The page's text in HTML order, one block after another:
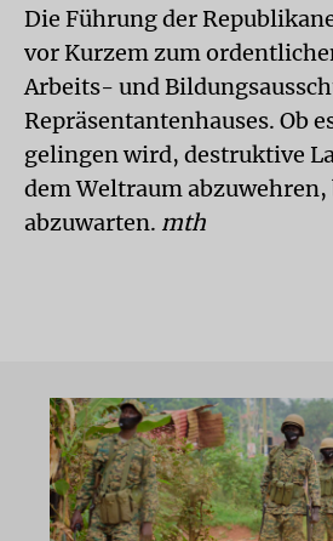
Die Führung der
vor Kurzem zum
Arbeits- und
Repräsentantenhauses. Ob
gelingen wird, destruktive
dem Weltraum
abzuwarten. mth